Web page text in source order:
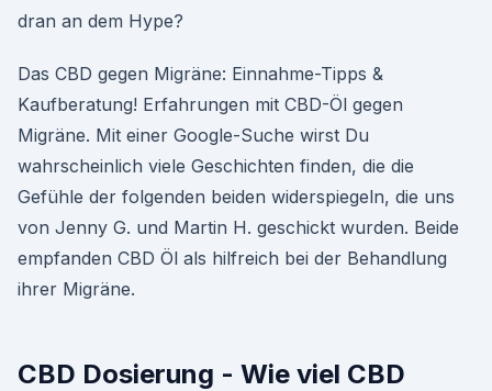
dran an dem Hype?
Das CBD gegen Migräne: Einnahme-Tipps &
Kaufberatung! Erfahrungen mit CBD-Öl gegen
Migräne. Mit einer Google-Suche wirst Du
wahrscheinlich viele Geschichten finden, die die
Gefühle der folgenden beiden widerspiegeln, die uns
von Jenny G. und Martin H. geschickt wurden. Beide
empfanden CBD Öl als hilfreich bei der Behandlung
ihrer Migräne.
CBD Dosierung - Wie viel CBD